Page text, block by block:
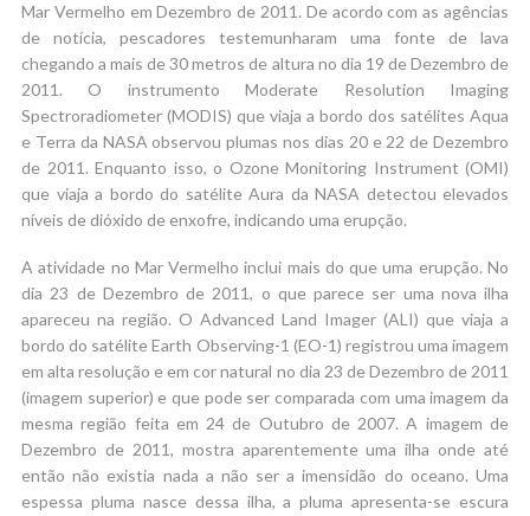
Mar Vermelho em Dezembro de 2011. De acordo com as agências
de notícia, pescadores testemunharam uma fonte de lava
chegando a mais de 30 metros de altura no dia 19 de Dezembro de
2011. O instrumento Moderate Resolution Imaging
Spectroradiometer (MODIS) que viaja a bordo dos satélites Aqua
e Terra da NASA observou plumas nos dias 20 e 22 de Dezembro
de 2011. Enquanto isso, o Ozone Monitoring Instrument (OMI)
que viaja a bordo do satélite Aura da NASA detectou elevados
níveis de dióxido de enxofre, indicando uma erupção.
A atividade no Mar Vermelho inclui mais do que uma erupção. No
dia 23 de Dezembro de 2011, o que parece ser uma nova ilha
apareceu na região. O Advanced Land Imager (ALI) que viaja a
bordo do satélite Earth Observing-1 (EO-1) registrou uma imagem
em alta resolução e em cor natural no dia 23 de Dezembro de 2011
(imagem superior) e que pode ser comparada com uma imagem da
mesma região feita em 24 de Outubro de 2007. A imagem de
Dezembro de 2011, mostra aparentemente uma ilha onde até
então não existia nada a não ser a imensidão do oceano. Uma
espessa pluma nasce dessa ilha, a pluma apresenta-se escura